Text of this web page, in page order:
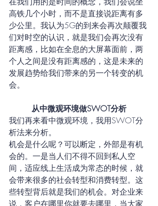
高铁几个小时，而不是直接说距离有多
少公里。我认为5G的到来会再次颠覆我
们对时空的认识，就是我们会再次没有
距离感，比如在全息的大屏幕面前，两
个人之间是没有距离感的，这是未来的
发展趋势给我们带来的另一个转变的机
会。
从中微观环境做SWOT分析
我们再来看中微观环境，我用SWOT分
析法来分析。
机会是什么呢？可以断定，外部是有机
会的。一是当人们不得不回到私人空
间，适应线上生活成为常态的时候，就
会带来很多的社会转型和消费转型。这
些转型背后就是我们的机会。对企业来
说，客户在哪里你就要去哪里，当大家